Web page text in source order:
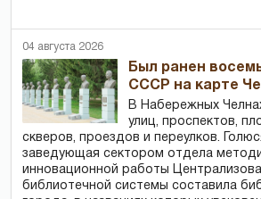
04 августа 2026
Был ранен
СССР на карте
В Набережных
улиц, проспектов,
скверов, проездов и переулков.
заведующая сектором отдела
инновационной работы
библиотечной системы составила